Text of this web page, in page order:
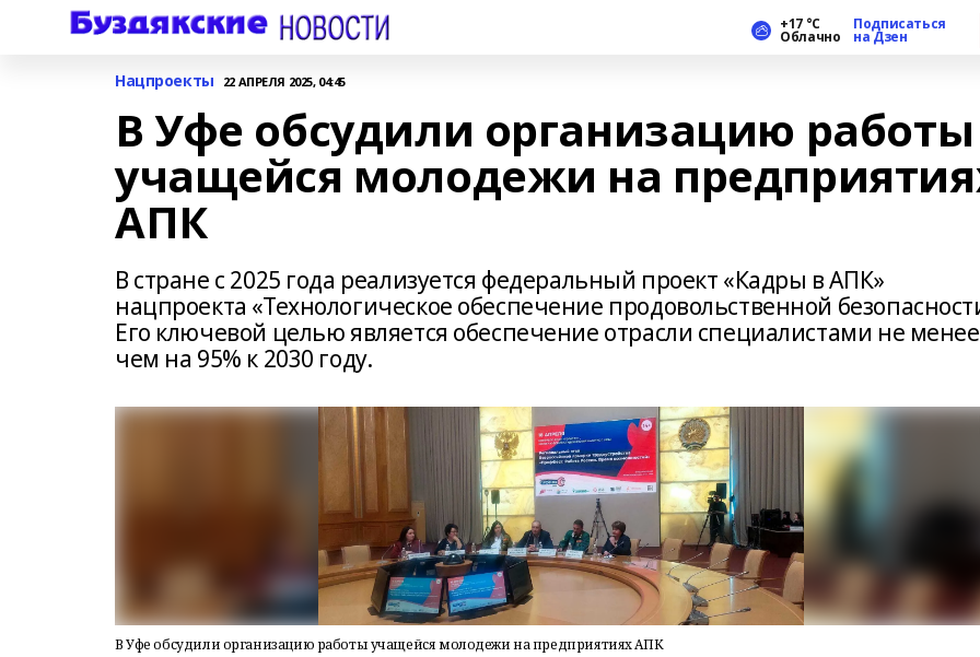
+17 °С
Облачно
Подписаться
на Дзен
Нацпроекты 22 АПРЕЛЯ 2025, 04:45
В Уфе обсудили организацию работы
учащейся молодежи на
АПК
В стране с 2025 года реализуется федеральный проект «Кадры в АПК»
нацпроекта «Технологическое обеспечение продовольственной
Его ключевой целью является обеспечение отрасли специалистами не менее
чем на 95% к 2030 году.
В Уфе обсудили организацию работы учащейся молодежи на предприятиях АПК